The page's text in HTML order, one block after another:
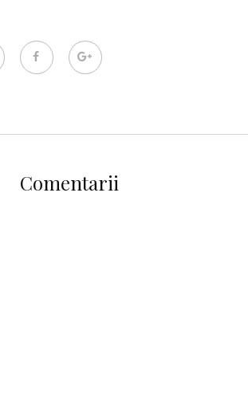
TWITTERFACEBOOKGOOGLE+
Comentarii